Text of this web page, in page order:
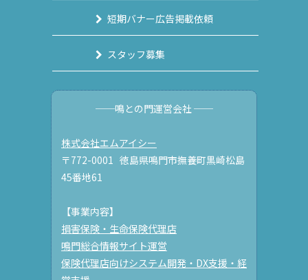
短期バナー広告掲載依頼
スタッフ募集
──鳴との門運営会社 ──
株式会社エムアイシー
〒772-0001 徳島県鳴門市撫養町黒崎松島
45番地61
【事業内容】
損害保険・生命保険代理店
鳴門総合情報サイト運営
保険代理店向けシステム開発・DX支援・経